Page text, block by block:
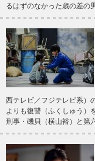
るはずのなかった歳の差の
西テレビ／フジテレビ系
よりも復讐（ふくしゅう）
刑事・磯貝（横山裕）と第